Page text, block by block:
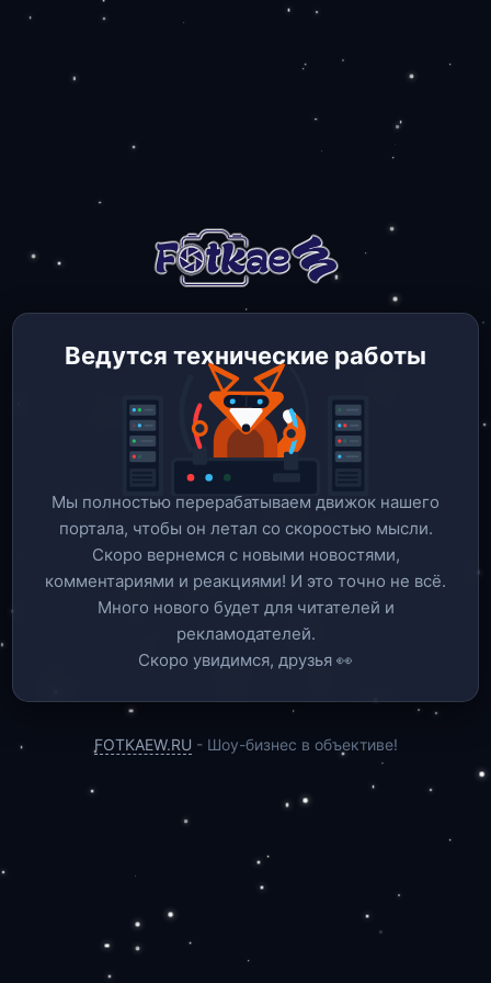
Ведутся технические работы
Мы полностью перерабатываем движок нашего
портала, чтобы он летал со скоростью мысли.
Скоро вернемся c новыми новостями,
комментариями и реакциями! И это точно не всё.
Много нового будет для читателей и
рекламодателей.
Скоро увидимся, друзья 👀
FOTKAEW.RU - Шоу-бизнес в объективе!